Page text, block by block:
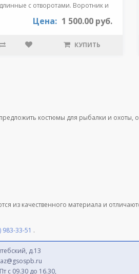
длинные с отворотами. Воротник и
Цена: 1 500.00 руб.
КУПИТЬ
костюмы для рыбалки и охоты,
из качественного материала и
983-33-51 .
д.13
с 09.30 до 16.30,